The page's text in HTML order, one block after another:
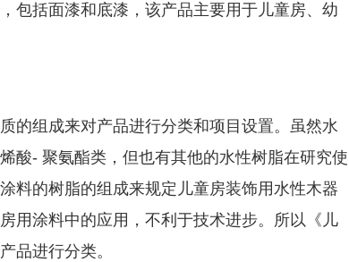
包括面漆和底漆，该产品主要用于儿童房、幼
的组成来对产品进行分类和项目设置。虽然水
酸- 聚氨酯类，但也有其他的水性树脂在研究使
料的树脂的组成来规定儿童房装饰用水性木器
用涂料中的应用，不利于技术进步。所以《儿
品进行分类。